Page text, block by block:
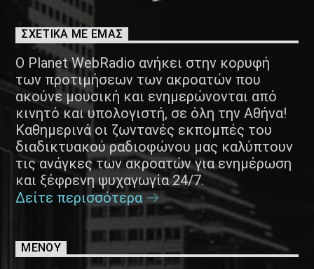
ΣΧΕΤΙΚΑ ΜΕ ΕΜΑΣ
Ο Planet WebRadio ανήκει στην κορυφή
των προτιμήσεων των ακροατών που
ακούνε μουσική και ενημερώνονται από
κινητό και υπολογιστή, σε όλη την Αθήνα!
Καθημερινά οι ζωντανές εκπομπές του
διαδικτυακού ραδιοφώνου μας καλύπτουν
τις ανάγκες των ακροατών για ενημέρωση
και ξέφρενη ψυχαγωγία 24/7.
Δείτε περισσότερα
ΜΕΝΟΥ